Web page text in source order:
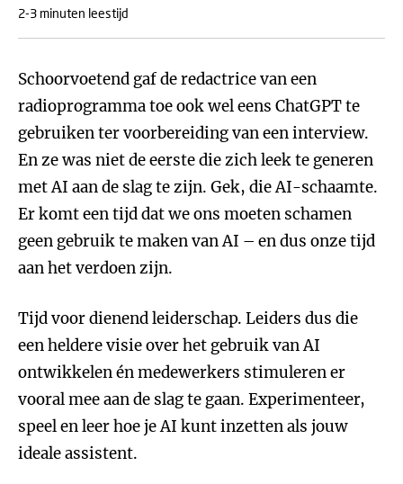
2-3 minuten leestijd
Schoorvoetend gaf de redactrice van een
radioprogramma toe ook wel eens ChatGPT te
gebruiken ter voorbereiding van een interview.
En ze was niet de eerste die zich leek te generen
met AI aan de slag te zijn. Gek, die AI-schaamte.
Er komt een tijd dat we ons moeten schamen
geen gebruik te maken van AI – en dus onze tijd
aan het verdoen zijn.
Tijd voor dienend leiderschap. Leiders dus die
een heldere visie over het gebruik van AI
ontwikkelen én medewerkers stimuleren er
vooral mee aan de slag te gaan. Experimenteer,
speel en leer hoe je AI kunt inzetten als jouw
ideale assistent.